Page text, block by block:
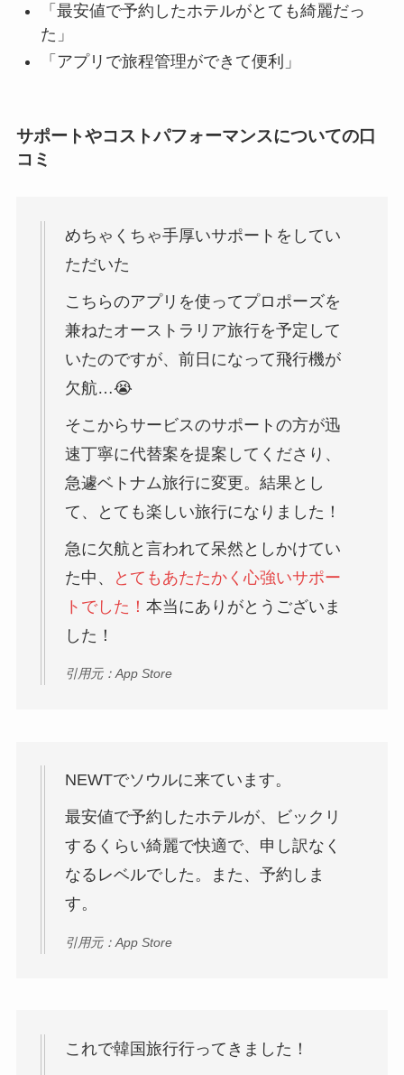
「最安値で予約したホテルがとても綺麗だっ
た」
「アプリで旅程管理ができて便利」
サポートやコストパフォーマンスについての口
コミ
めちゃくちゃ手厚いサポートをしてい
ただいた
こちらのアプリを使ってプロポーズを
兼ねたオーストラリア旅行を予定して
いたのですが、前日になって飛行機が
欠航…😭
そこからサービスのサポートの方が迅
速丁寧に代替案を提案してくださり、
急遽ベトナム旅行に変更。結果とし
て、とても楽しい旅行になりました！
急に欠航と言われて呆然としかけてい
た中、
とてもあたたかく心強いサポー
トでした！ 本当にありがとうございま
した！
引用元：App Store
NEWTでソウルに来ています。
最安値で予約したホテルが、ビックリ
するくらい綺麗で快適で、申し訳なく
なるレベルでした。また、予約しま
す。
引用元：App Store
これで韓国旅行行ってきました！